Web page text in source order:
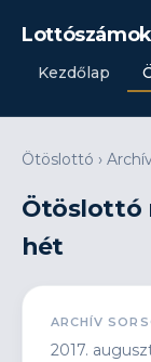
Kezdőlap
Ötöslottó ›
Ötöslottó
hét
ARCHÍV
2017.